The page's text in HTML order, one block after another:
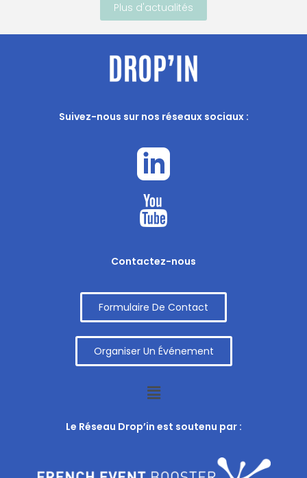
Plus d'actualités
Suivez-nous sur nos réseaux sociaux :
Contactez-nous
Formulaire De Contact
Organiser Un Événement
Le Réseau Drop’in est soutenu par :